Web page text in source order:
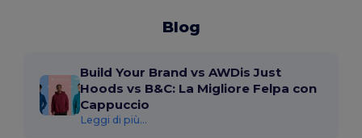
Blog
Build Your Brand vs AWDis Just
Hoods vs B&C: La Migliore Felpa con
Cappuccio
Leggi di più...